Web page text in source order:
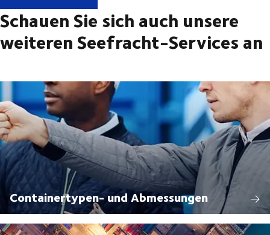
Schauen Sie sich auch unsere
weiteren Seefracht-Services an
Containertypen- und Abmessungen